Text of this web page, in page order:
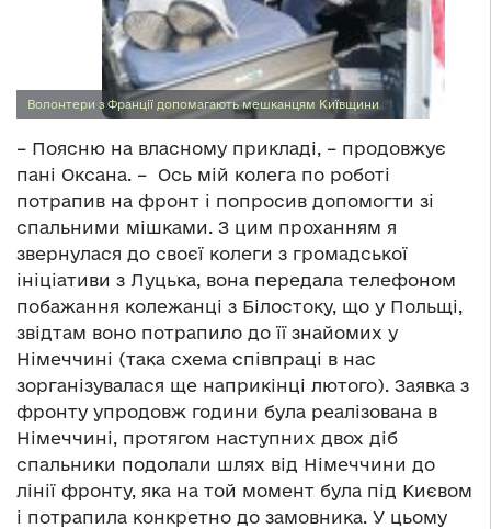
Волонтери з Франції допомагають мешканцям Київщини
– Поясню на власному прикладі, – продовжує
пані Оксана. – Ось мій колега по роботі
потрапив на фронт і попросив допомогти зі
спальними мішками. З цим проханням я
звернулася до своєї колеги з громадської
ініціативи з Луцька, вона передала телефоном
побажання колежанці з Білостоку, що у Польщі,
звідтам воно потрапило до її знайомих у
Німеччині (така схема співпраці в нас
зорганізувалася ще наприкінці лютого). Заявка з
фронту упродовж години була реалізована в
Німеччині, протягом наступних двох діб
спальники подолали шлях від Німеччини до
лінії фронту, яка на той момент була під Києвом
і потрапила конкретно до замовника. У цьому